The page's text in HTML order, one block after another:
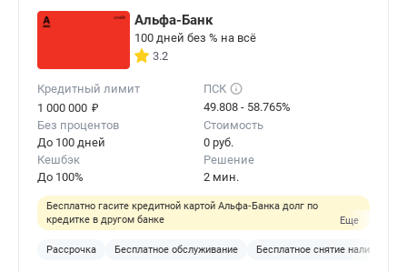
Альфа-Банк
100 дней без % на всё
3.2
Кредитный лимит
1 000 000 ₽
ПСК
49.808 - 58.765%
Без процентов
До 100 дней
Стоимость
0 руб.
Кешбэк
До 100%
Решение
2 мин.
Бесплатно гасите кредитной картой Альфа‑Банка долг по
кредитке в другом банке
Еще
Рассрочка Бесплатное обслуживание Бесплатное снятие наличных